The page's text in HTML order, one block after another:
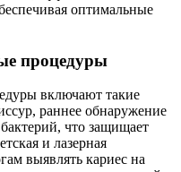
оптимальные
процедуры
включают такие
раннее обнаружение
что защищает
и лазерная
выявлять кариес на